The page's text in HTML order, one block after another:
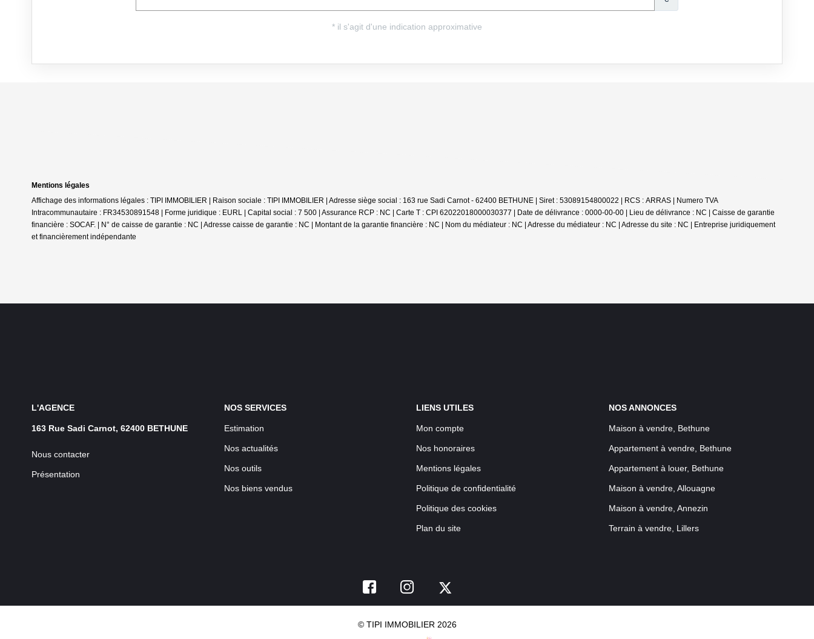
Mentions légales
Affichage des informations légales : TIPI IMMOBILIER | Raison sociale : TIPI IMMOBILIER | Adresse siège social : 163 rue Sadi Carnot - 62400 BETHUNE | Siret : 53089154800022 | RCS : ARRAS | Numero TVA
Intracommunautaire : FR34530891548 | Forme juridique : EURL | Capital social : 7 500 | Assurance RCP : NC | Carte T : CPI 62022018000030377 | Date de délivrance : 0000-00-00 | Lieu de délivrance : NC | Caisse de garantie
financière : SOCAF. | N° de caisse de garantie : NC | Adresse caisse de garantie : NC | Montant de la garantie financière : NC | Nom du médiateur : NC | Adresse du médiateur : NC | Adresse du site : NC |
Entreprise juridiquement
et financièrement indépendante
L'AGENCE
163 Rue Sadi Carnot, 62400 BETHUNE
Nous contacter
Présentation
NOS SERVICES
Estimation
Nos actualités
Nos outils
Nos biens vendus
LIENS UTILES
Mon compte
Nos honoraires
Mentions légales
Politique de confidentialité
Politique des cookies
Plan du site
NOS ANNONCES
Maison à vendre, Bethune
Appartement à vendre, Bethune
Appartement à louer, Bethune
Maison à vendre, Allouagne
Maison à vendre, Annezin
Terrain à vendre, Lillers
© TIPI IMMOBILIER 2026